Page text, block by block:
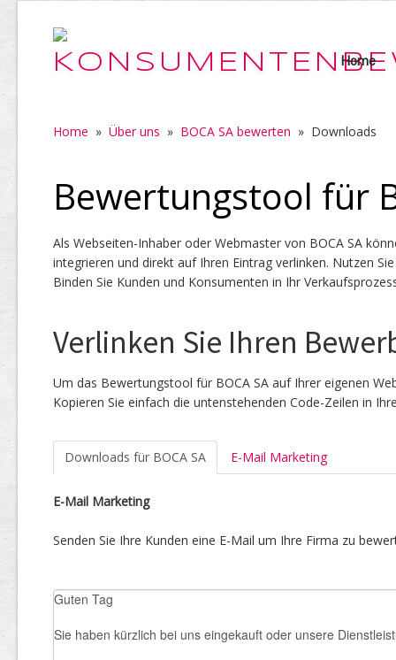
Home
Home » Über uns » BOCA SA bewerten » Downloads
Bewertungstool für
Als Webseiten-Inhaber oder Webmaster von BOCA SA
integrieren und direkt auf Ihren Eintrag verlinken. Nutzen
Binden Sie Kunden und Konsumenten in Ihr
Verlinken Sie Ihren
Um das Bewertungstool für BOCA SA auf Ihrer eigenen
Kopieren Sie einfach die untenstehenden Code-Zeilen in
Downloads für BOCA SA E-Mail Marketing
E-Mail Marketing
Senden Sie Ihre Kunden eine E-Mail um Ihre Firma zu